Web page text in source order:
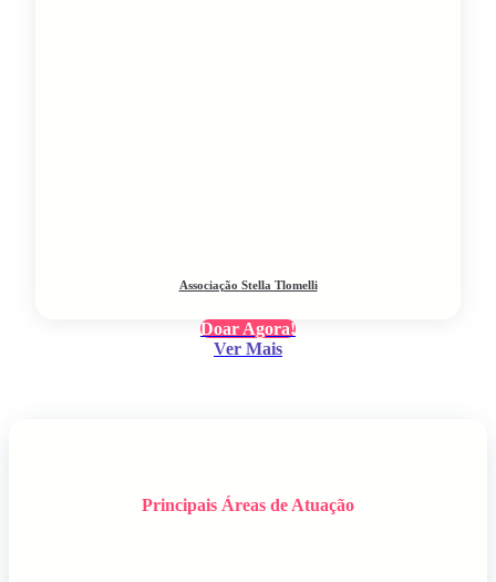
Associação Stella Tlomelli
Doar Agora!
Ver Mais
Principais Áreas de Atuação